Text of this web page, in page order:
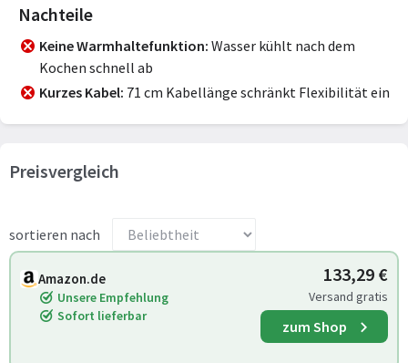
Nachteile
Keine Warmhaltefunktion Wasser kühlt nach dem
Kochen schnell ab
Kurzes Kabel 71 cm Kabellänge schränkt Flexibilität ein
Preisvergleich
sortieren nach
Amazon.de
Unsere Empfehlung
Sofort lieferbar
133,29 €
Versand gratis
zum Shop